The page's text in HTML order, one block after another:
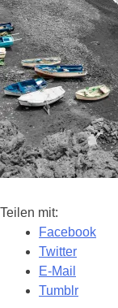
Teilen mit:
Facebook
Twitter
E-Mail
Tumblr